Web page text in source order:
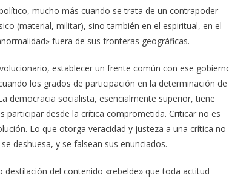
mucho más cuando se trata de un contrapoder
(material, militar), sino también en el espiritual, en el
fuera de sus fronteras geográficas.
establecer un frente común con ese
los grados de participación en la determinación de
democracia socialista, esencialmente superior, tiene
desde la crítica comprometida. Criticar no es
Lo que otorga veracidad y justeza a una crítica no
deshuesa, y se falsean sus enunciados.
del contenido «rebelde» que toda actitud